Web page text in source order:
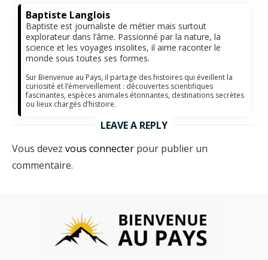
Baptiste Langlois
Baptiste est journaliste de métier mais surtout
explorateur dans l’âme. Passionné par la nature, la
science et les voyages insolites, il aime raconter le
monde sous toutes ses formes.
Sur Bienvenue au Pays, il partage des histoires qui éveillent la
curiosité et l’émerveillement : découvertes scientifiques
fascinantes, espèces animales étonnantes, destinations secrètes
ou lieux chargés d’histoire.
LEAVE A REPLY
Vous devez vous connecter pour publier un
commentaire.